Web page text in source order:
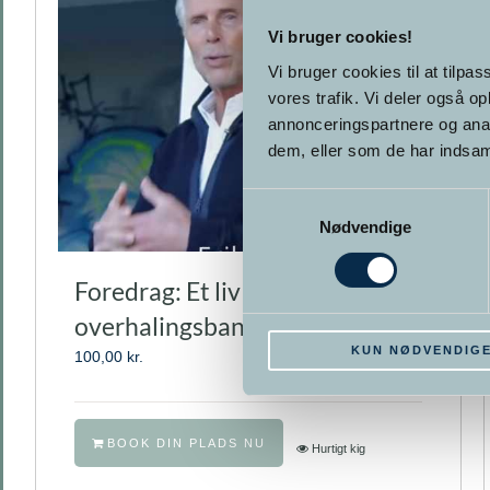
Vi bruger cookies!
Vi bruger cookies til at
vores trafik. Vi deler også
annonceringspartnere og
dem, eller som de har
Nødvendige
KUN
Foredrag: Et liv i
overhalingsbanen
100,00 kr.
BOOK DIN PLADS NU Hurtigt kig